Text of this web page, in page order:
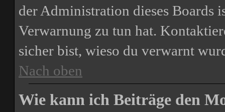
der Administration dieses Boards
Verwarnung zu tun hat.
sicher bist, wieso du verwarnt
Nach oben
Wie kann ich Beiträge den